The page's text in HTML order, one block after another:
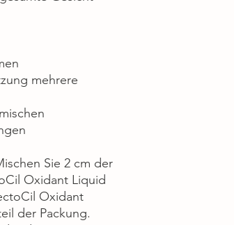
mehrere
Sie 2 cm der
Oxidant Liquid
Oxidant
der Packung.